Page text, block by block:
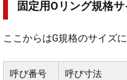
固定用Oリング規格
ここからはG規格のサイズ
呼び番号 呼び寸法